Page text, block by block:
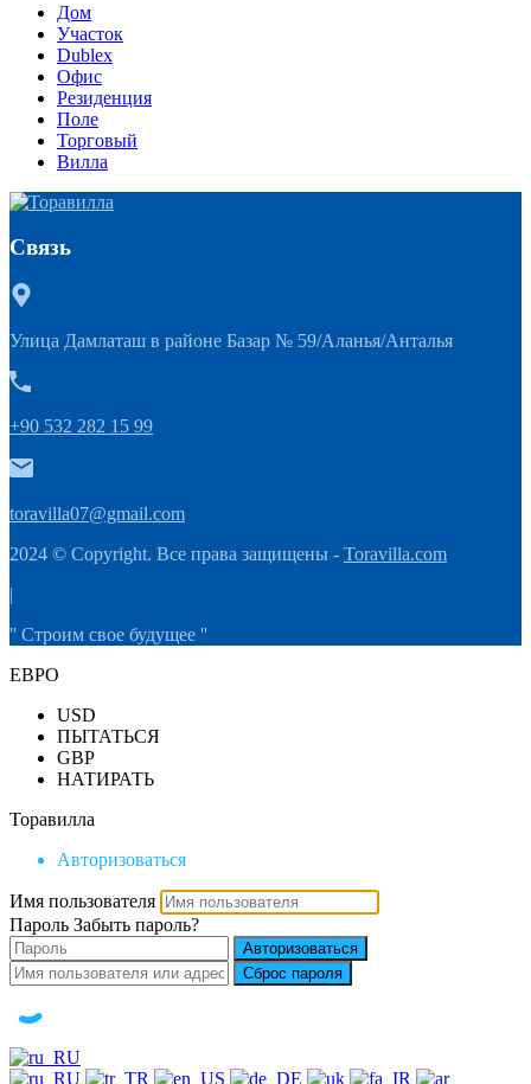
Дом
Участок
Dublex
Офис
Резиденция
Поле
Торговый
Вилла
Связь
Улица Дамлаташ в районе Базар № 59/Аланья/Анталья
+90 532 282 15 99
toravilla07@gmail.com
2024 © Copyright. Все права защищены - Toravilla.com
|
'' Строим свое будущее ''
ЕВРО
USD
ПЫТАТЬСЯ
GBP
НАТИРАТЬ
Торавилла
Авторизоваться
Имя пользователя
Пароль Забыть пароль?
Авторизоваться
Сброс пароля